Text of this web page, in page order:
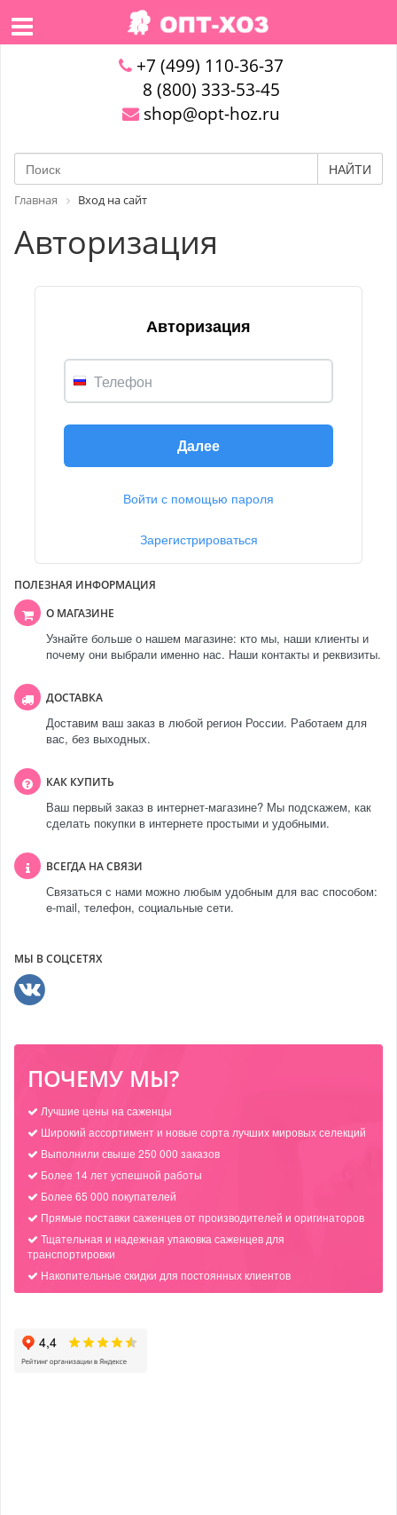
+7 (499) 110-36-37
8 (800) 333-53-45
shop@opt-hoz.ru
НАЙТИ
Главная Вход на сайт
Авторизация
Авторизация
Телефон
Далее
Войти с помощью пароля
Зарегистрироваться
ПОЛЕЗНАЯ ИНФОРМАЦИЯ
О МАГАЗИНЕ
Узнайте больше о нашем магазине: кто мы, наши клиенты и
почему они выбрали именно нас. Наши контакты и реквизиты.
ДОСТАВКА
Доставим ваш заказ в любой регион России. Работаем для
вас, без выходных.
КАК КУПИТЬ
Ваш первый заказ в интернет-магазине? Мы подскажем, как
сделать покупки в интернете простыми и удобными.
ВСЕГДА НА СВЯЗИ
Связаться с нами можно любым удобным для вас способом:
e-mail, телефон, социальные сети.
МЫ В СОЦСЕТЯХ
ПОЧЕМУ МЫ?
Лучшие цены на саженцы
Широкий ассортимент и новые сорта лучших мировых селекций
Выполнили свыше 250 000 заказов
Более 14 лет успешной работы
Более 65 000 покупателей
Прямые поставки саженцев от производителей и оригинаторов
Тщательная и надежная упаковка саженцев для
транспортировки
Накопительные скидки для постоянных клиентов